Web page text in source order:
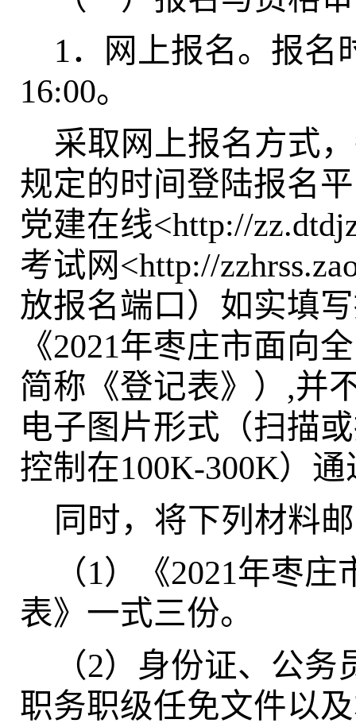
1．网上报名。报名
16:00。
采取网上报名方式
规定的时间登陆报名
党建在线<http://
考试网<http://
放报名端口）如实填
《2021年枣庄市面向
简称《登记表》）,并
电子图片形式（扫描
控制在100K-300K）
同时，将下列材料
（1）《2021年枣
表》一式三份。
（2）身份证、公
职务职级任免文件以